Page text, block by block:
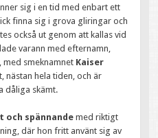
sig i en tid med enbart ett
finna sig i grova gliringar och
också ut genom att kallas vid
varann med efternamn,
med smeknamnet Kaiser
nästan hela tiden, och är
dåliga skämt.
spännande med riktigt
där hon fritt använt sig av